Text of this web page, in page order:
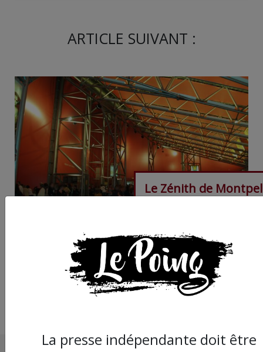
ARTICLE SUIVANT :
Le Zénith de
milliardaire
droite
La presse indépendante doit être